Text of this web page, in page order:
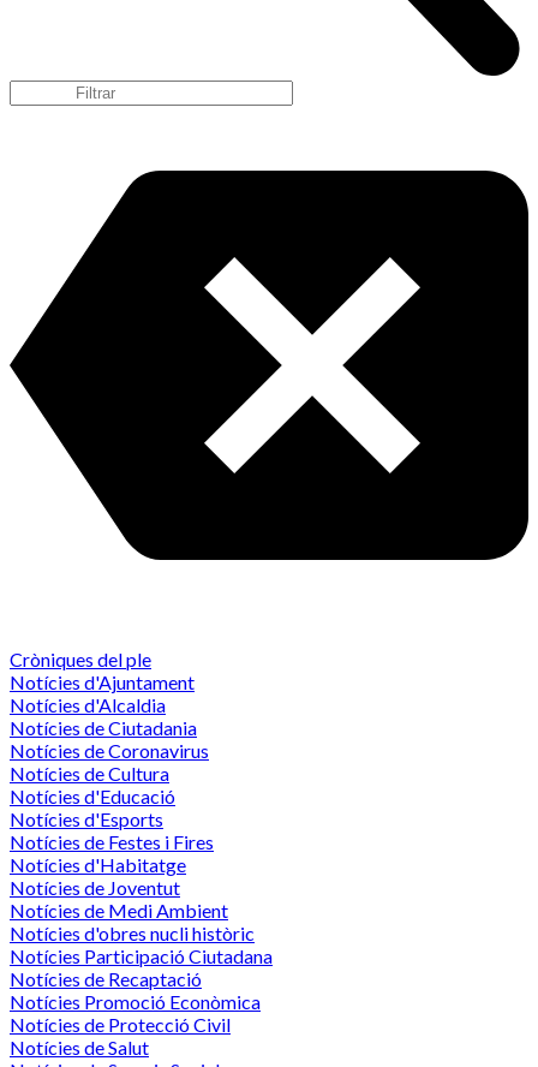
Cròniques del ple
Notícies d'Ajuntament
Notícies d'Alcaldia
Notícies de Ciutadania
Notícies de Coronavirus
Notícies de Cultura
Notícies d'Educació
Notícies d'Esports
Notícies de Festes i Fires
Notícies d'Habitatge
Notícies de Joventut
Notícies de Medi Ambient
Notícies d'obres nucli històric
Notícies Participació Ciutadana
Notícies de Recaptació
Notícies Promoció Econòmica
Notícies de Protecció Civil
Notícies de Salut